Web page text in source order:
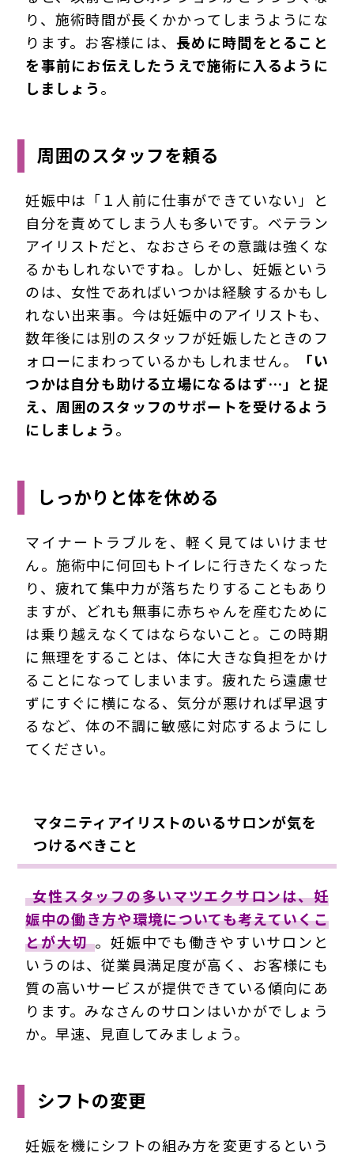
り、施術時間が長くかかってしまうようにな
ります。お客様には、長めに時間をとること
を事前にお伝えしたうえで施術に入るように
しましょう。
周囲のスタッフを頼る
妊娠中は「１人前に仕事ができていない」と
自分を責めてしまう人も多いです。ベテラン
アイリストだと、なおさらその意識は強くな
るかもしれないですね。しかし、妊娠という
のは、女性であればいつかは経験するかもし
れない出来事。今は妊娠中のアイリストも、
数年後には別のスタッフが妊娠したときのフ
ォローにまわっているかもしれません。
「い
つかは自分も助ける立場になるはず…」と捉
え、周囲のスタッフのサポートを受けるよう
にしましょう。
しっかりと体を休める
マイナートラブルを、軽く見てはいけませ
ん。施術中に何回もトイレに行きたくなった
り、疲れて集中力が落ちたりすることもあり
ますが、どれも無事に赤ちゃんを産むために
は乗り越えなくてはならないこと。この時期
に無理をすることは、体に大きな負担をかけ
ることになってしまいます。疲れたら遠慮せ
ずにすぐに横になる、気分が悪ければ早退す
るなど、体の不調に敏感に対応するようにし
てください。
マタニティアイリストのいるサロンが気を
つけるべきこと
女性スタッフの多いマツエクサロンは、妊
娠中の働き方や環境についても考えていくこ
とが大切 。妊娠中でも働きやすいサロンと
いうのは、従業員満足度が高く、お客様にも
質の高いサービスが提供できている傾向にあ
ります。みなさんのサロンはいかがでしょう
か。早速、見直してみましょう。
シフトの変更
妊娠を機にシフトの組み方を変更するという